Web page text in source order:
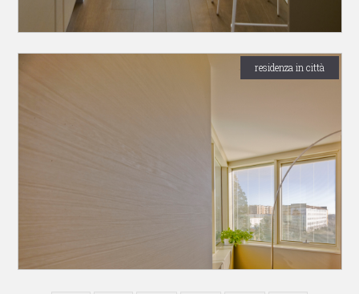
residenza in città